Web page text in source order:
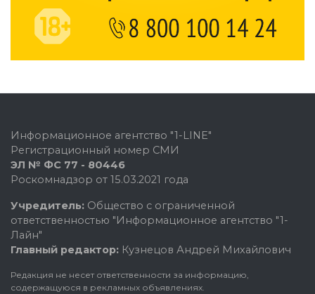
Информационное агентство "1-LINE"
Регистрационный номер СМИ
ЭЛ № ФС 77 - 80446
Роскомнадзор от 15.03.2021 года
Учредитель: Общество с ограниченной
ответственностью "Информационное агентство "1-
Лайн"
Главный редактор: Кузнецов Андрей Михайлович
Редакция не несет ответственности за информацию,
содержащуюся в рекламных объявлениях.